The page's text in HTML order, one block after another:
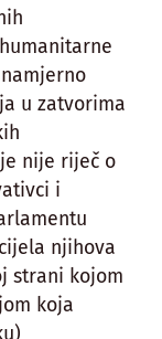
u zatvorima
nije riječ o
i
njihova
strani kojom
koja